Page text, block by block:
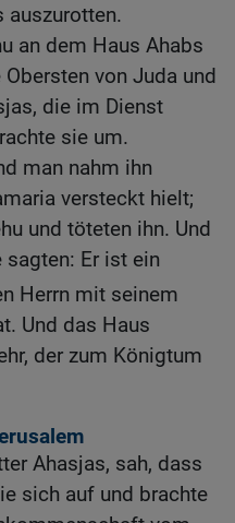
auszurotten.
an dem Haus Ahabs
von Juda und
die im Dienst
sie um.
man nahm ihn
versteckt hielt;
und töteten ihn. Und
sagten: Er ist ein
Herrn mit seinem
Und das Haus
der zum Königtum
Ahasjas, sah, dass
sich auf und brachte